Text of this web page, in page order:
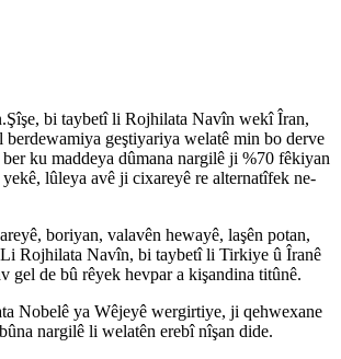
bi taybetî li Rojhilata Navîn wekî Îran,
geştiyariya welatê min bo derve
ku maddeya dûmana nargilê ji %70 fêkiyan
lûleya avê ji cixareyê re alternatîfek ne-
boriyan, valavên hewayê, laşên potan,
Rojhilata Navîn, bi taybetî li Tirkiye û Îranê
gel de bû rêyek hevpar a kişandina titûnê.
Nobelê ya Wêjeyê wergirtiye, ji qehwexane
nargilê li welatên erebî nîşan dide.